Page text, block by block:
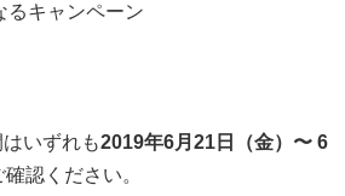
るキャンペーン
いずれも2019年6月21日（金）〜 6
認ください。